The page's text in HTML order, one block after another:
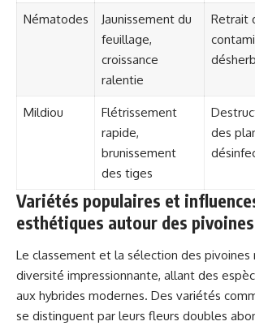
Nématodes
Jaunissement du
feuillage,
croissance
ralentie
Retrait
Mildiou
Flétrissement
rapide,
brunissement
des tiges
des
Variétés populaires et
esthétiques autour des pivoines
Le classement et la sélection des pivoines
diversité impressionnante, allant des
aux hybrides modernes. Des variétés
se distinguent par leurs fleurs doubles